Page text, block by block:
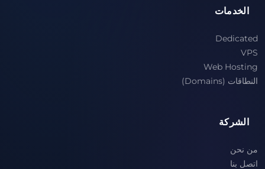
الخدمات
Dedicated
VPS
Web Hosting
النطاقات (Domains)
الشركة
من نحن
اتصل بنا